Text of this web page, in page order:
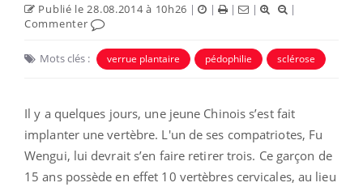
Publié le 28.08.2014 à 10h26 | | | |
|
Commenter
Mots clés : verrue plantaire pédophilie sclérose
Il y a quelques jours, une jeune Chinois s’est fait
implanter une vertèbre. L'un de ses compatriotes, Fu
Wengui, lui devrait s’en faire retirer trois. Ce garçon de
15 ans possède en effet 10 vertèbres cervicales, au lieu